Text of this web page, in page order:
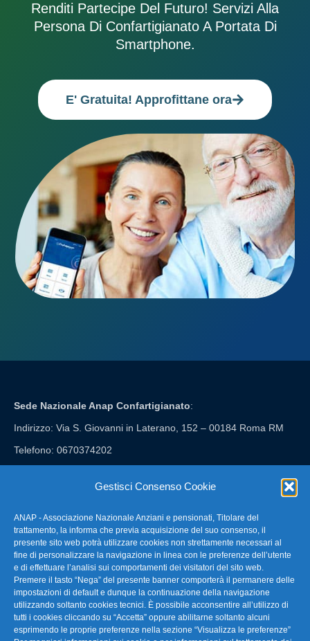
Gestisci Consenso Cookie
ANAP - Associazione Nazionale Anziani e pensionati, Titolare del
trattamento, la informa che previa acquisizione del suo consenso, il
presente sito web potrà utilizzare cookies non strettamente necessari al
fine di personalizzare la navigazione in linea con le preferenze dell’utente
e di effettuare l’analisi sui comportamenti dei visitatori del sito web.
Premere il tasto “Nega” del presente banner comporterà il permanere delle
impostazioni di default e dunque la continuazione della navigazione
utilizzando soltanto cookies tecnici. È possibile acconsentire all’utilizzo di
tutti i cookies cliccando su “Accetta” oppure abilitarne soltanto alcuni
esprimendo le proprie preferenze nella sezione “Visualizza le preferenze”
Renditi Partecipe Del Futuro! Servizi Alla
Persona Di Confartigianato A Portata Di
Smartphone.
E' Gratuita! Approfittane ora
Sede Nazionale Anap Confartigianato:
Indirizzo: Via S. Giovanni in Laterano, 152 – 00184 Roma RM
Telefono: 0670374202
FAQ – Domande Frequenti
La nostra Newsletter
Link Utili
TG Confartigianato